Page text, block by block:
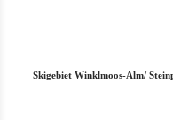
Skigebiet Winklmoos-Alm/